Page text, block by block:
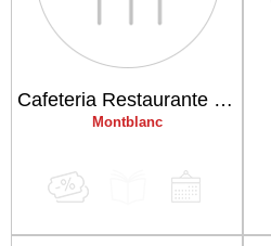
Cafeteria Restaurante Isama
Montblanc